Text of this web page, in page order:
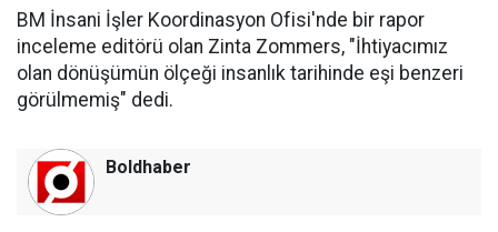
BM İnsani İşler Koordinasyon Ofisi'nde bir rapor
inceleme editörü olan Zinta Zommers, "İhtiyacımız
olan dönüşümün ölçeği insanlık tarihinde eşi benzeri
görülmemiş" dedi.
Boldhaber